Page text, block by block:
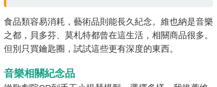
食品類容易消耗，藝術品則能長久紀念。維也納是音樂
之都，貝多芬、莫札特都曾在這生活，相關商品很多。
但別只買鑰匙圈，試試這些更有深度的東西。
音樂相關紀念品